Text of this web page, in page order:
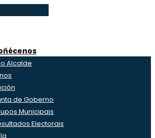
Alcalde
de Goberno
Municipais
Electorais